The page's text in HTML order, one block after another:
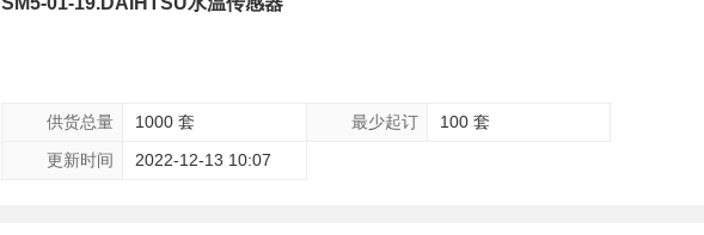
供货总量 1000 套 最少起订
100 套
更新时间
2022-12-13 10:07